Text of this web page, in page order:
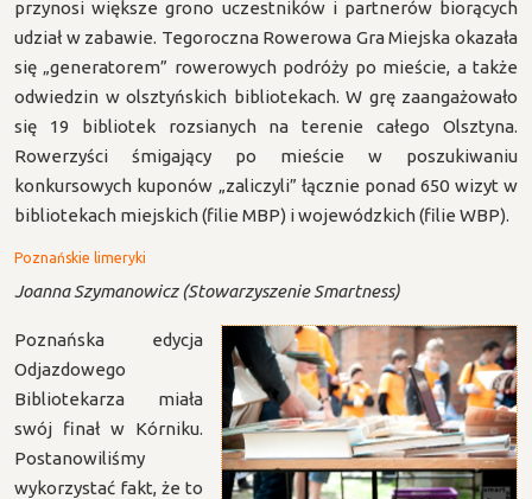
przynosi większe grono uczestników i partnerów biorących
udział w zabawie. Tegoroczna Rowerowa Gra Miejska okazała
się „generatorem” rowerowych podróży po mieście, a także
odwiedzin w olsztyńskich bibliotekach. W grę zaangażowało
się 19 bibliotek rozsianych na terenie całego Olsztyna.
Rowerzyści śmigający po mieście w poszukiwaniu
konkursowych kuponów „zaliczyli” łącznie ponad 650 wizyt w
bibliotekach miejskich (filie MBP) i wojewódzkich (filie WBP).
Poznańskie limeryki
Joanna Szymanowicz (Stowarzyszenie Smartness)
Poznańska edycja
Odjazdowego
Bibliotekarza miała
swój finał w Kórniku.
Postanowiliśmy
wykorzystać fakt, że to